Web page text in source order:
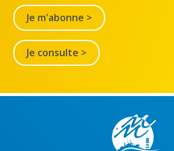
Je m'abonne >
Je consulte >